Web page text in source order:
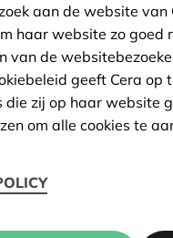
realisatie
de
jullie organisatie?
project?
project?
aan de website van
haar website zo goed
van de
geeft Cera
die zij op haar website
om alle cookies te